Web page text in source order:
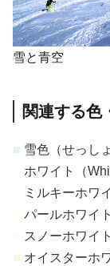
雪と青空
関連する色
雪色（せっし
ホワイト（
ミルキーホワ
パールホワイ
スノーホワイ
■ オイスターホ